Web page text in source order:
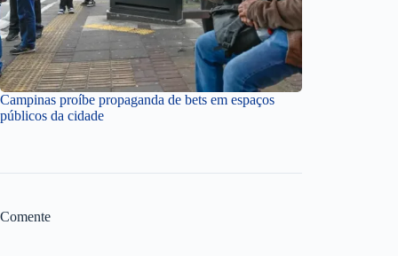
Campinas proíbe propaganda de bets em espaços
públicos da cidade
Comente